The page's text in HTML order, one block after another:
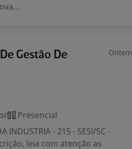
Gestão De
Ontem
Presencial
INDUSTRIA - 215 - SESI/SC -
leia com atenção as